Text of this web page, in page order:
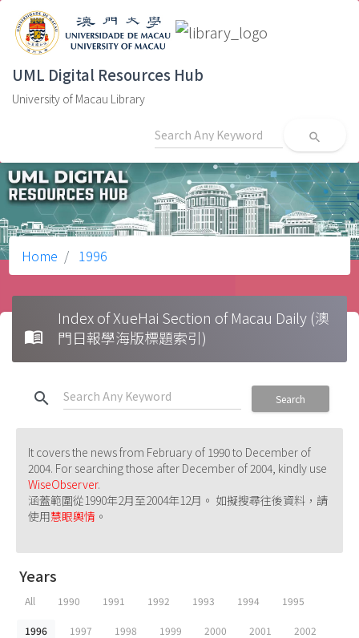
UML Digital Resources Hub
University of Macau Library
search
Home 1996
menu_book
Index of XueHai Section of Macau Daily (澳
門日報學海版標題索引)
search Search
It covers the news from February of 1990 to December of
2004. For searching those after December of 2004, kindly use
WiseObserver.
涵蓋範圍從1990年2月至2004年12月。 如擬搜尋往後資料，請
使用慧眼輿情 。
Years
All 1990 1991 1992 1993 1994 1995
1996 1997 1998 1999 2000 2001 2002